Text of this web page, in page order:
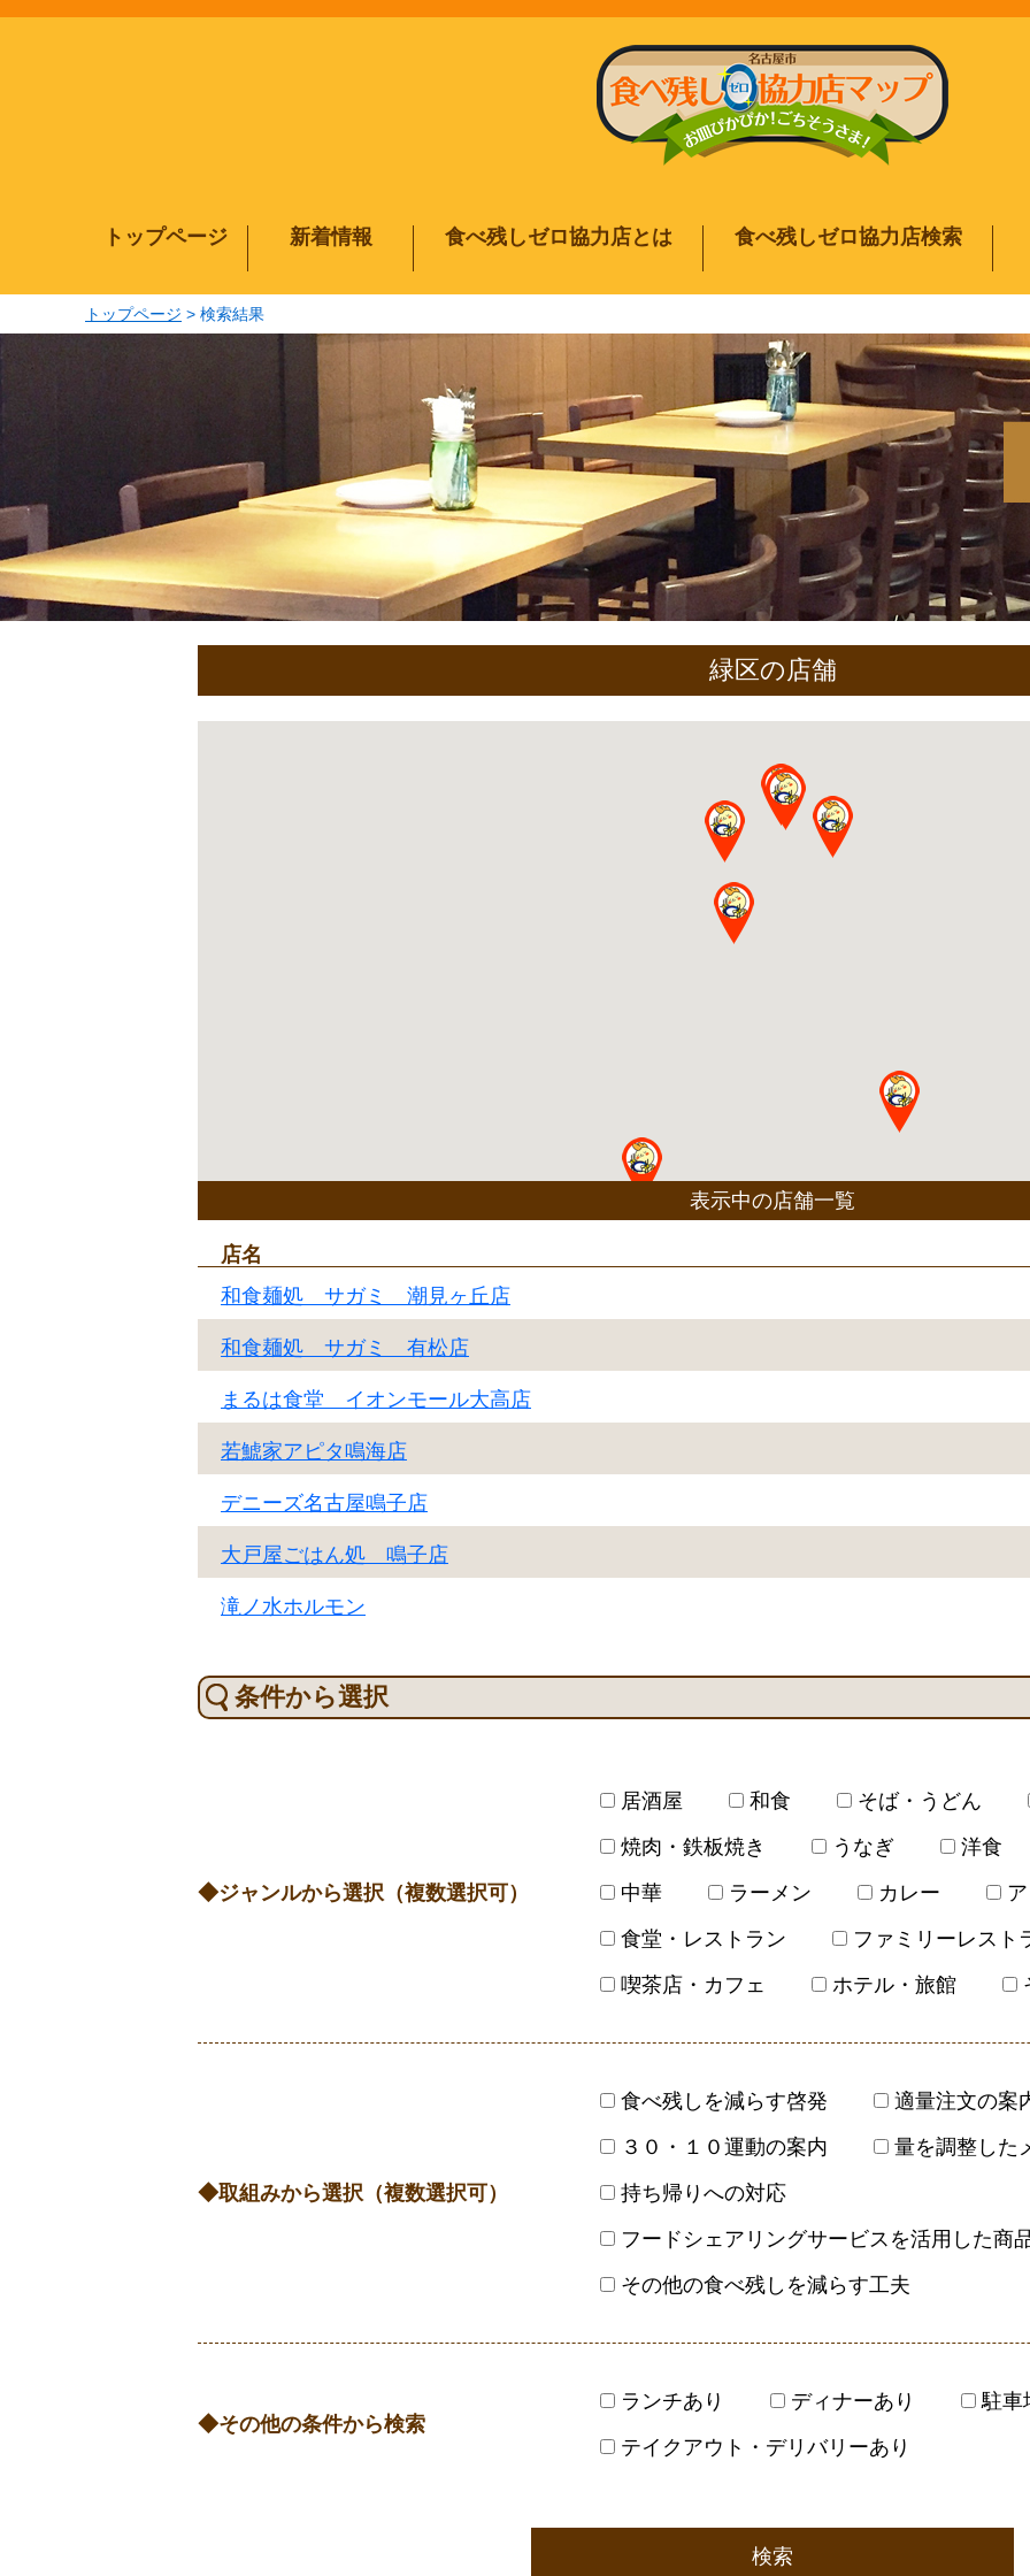
トップページ 新着情報 食べ残しゼロ協力店とは 食べ残しゼロ協力店検索
トップページ 検索結果
緑区の店舗
表示中の店舗一覧
店名
和食麺処 サガミ 潮見ヶ丘店
和食麺処 サガミ 有松店
まるは食堂 イオンモール大高店
若鯱家アピタ鳴海店
デニーズ名古屋鳴子店
大戸屋ごはん処 鳴子店
滝ノ水ホルモン
条件から選択
ジャンルから選択（複数選択可）
居酒屋 和食
そば・うどん
焼肉・鉄板焼き
うなぎ
洋食
中華
ラーメン カレー
食堂・レストラン
ファミリーレスト
喫茶店・カフェ
ホテル・旅館
取組みから選択（複数選択可）
食べ残しを減らす啓発
適量注文の案
３０・１０運動の案内
量を調整した
持ち帰りへの対応
フードシェアリングサービスを活用した商
その他の食べ残しを減らす工夫
その他の条件から検索
ランチあり ディナーあり
駐車
テイクアウト・デリバリーあり
検索